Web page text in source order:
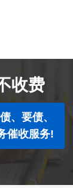
收费
、要债、
催收服务!